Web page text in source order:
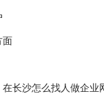
面
么找人做企业网站，长沙找人